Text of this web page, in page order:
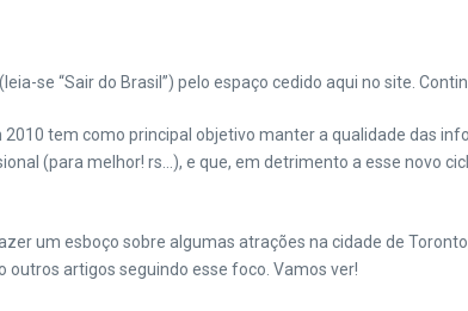
se “Sair do Brasil”) pelo espaço cedido aqui no site.
tem como principal objetivo manter a qualidade das
(para melhor! rs…), e que, em detrimento a esse novo
um esboço sobre algumas atrações na cidade de
artigos seguindo esse foco. Vamos ver!